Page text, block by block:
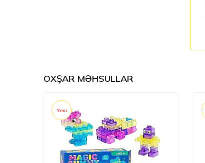
OXŞAR MƏHSULLAR
Yeni